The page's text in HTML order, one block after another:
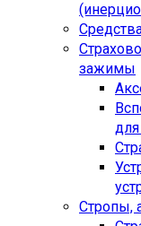
зажимы
Стропы,